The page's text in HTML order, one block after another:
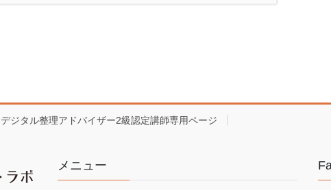
デジタル整理アドバイザー2級認定講師専用ページ
メニュー